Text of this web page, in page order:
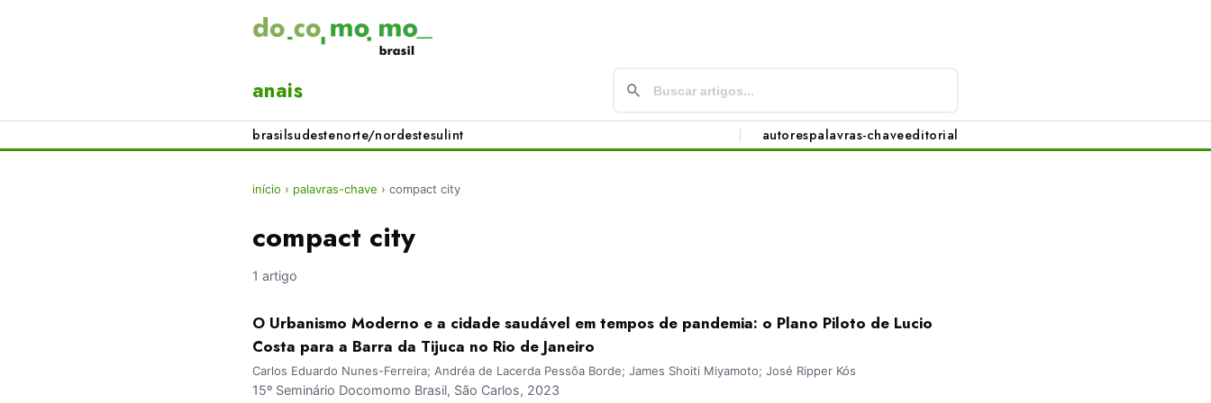
anais
brasilsudestenorte/nordestesulint autorespalavras-chaveeditorial
início › palavras-chave › compact city
compact city
1 artigo
O Urbanismo Moderno e a cidade saudável em tempos de pandemia: o Plano Piloto de Lucio
Costa para a Barra da Tijuca no Rio de Janeiro
Carlos Eduardo Nunes-Ferreira; Andréa de Lacerda Pessôa Borde; James Shoiti Miyamoto; José Ripper Kós
15º Seminário Docomomo Brasil, São Carlos, 2023